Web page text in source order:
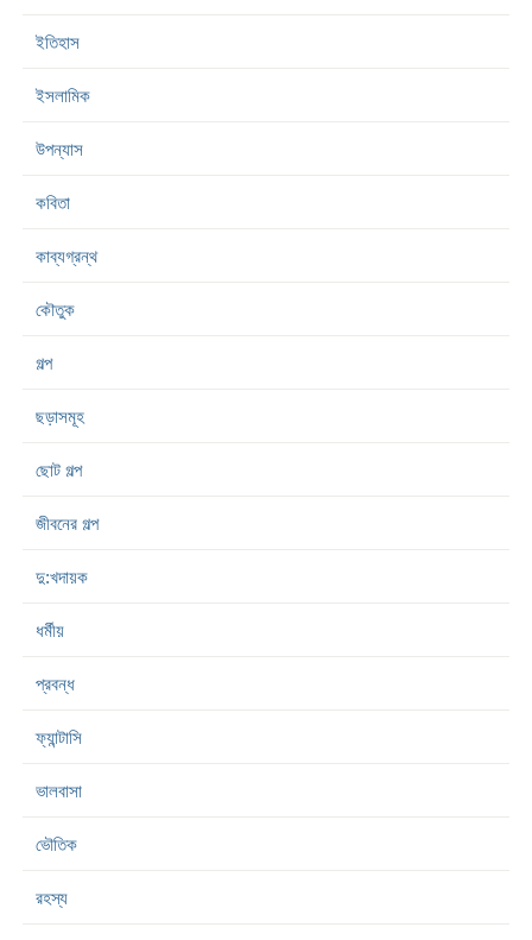
ইতিহাস
ইসলামিক
উপন্যাস
কবিতা
কাব্যগ্রন্থ
কৌতুক
গল্প
ছড়াসমূহ
ছোট গল্প
জীবনের গল্প
দু:খদায়ক
ধর্মীয়
প্রবন্ধ
ফ্যান্টাসি
ভালবাসা
ভৌতিক
রহস্য